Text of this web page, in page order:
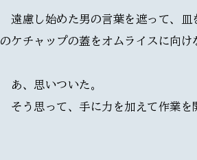
遠慮し始めた男の言葉を遮って、皿
のケチャップの蓋をオムライスに向け
あ、思いついた。
そう思って、手に力を加えて作業を